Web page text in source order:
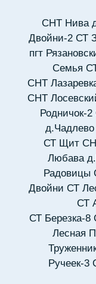
СНТ Нива
Двойни-2 СТ
пгт
Семья
СНТ
СНТ
Родничок-2
д.Чадлево
СТ Щит
Любава
Радовицы
Двойни СТ
СТ
СТ Березка-8
Лесная
Ручеек-3